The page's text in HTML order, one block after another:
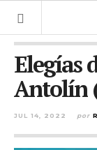
Elegías
Antolín
JUL 14, 2022 por